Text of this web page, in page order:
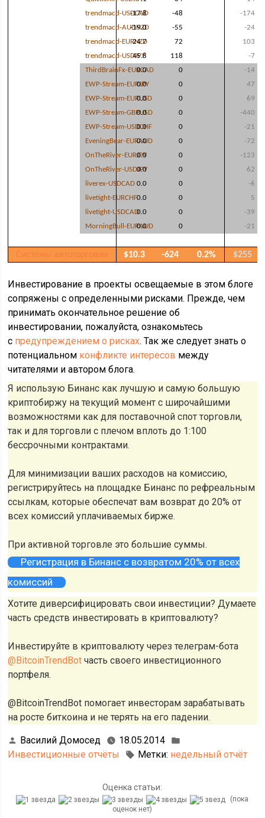
trendmacd-USDCAD
-17.8 -48
-174
trendmacd-AUDNZD
-19.0 -55
-24
trendmacd-EURNZD
24.7 72
103
trendmacd-USDJPY
45.8 118
-7
ThirdBrainFx-EURCAD
0.0 0
-14
EWP-Stream-EURJPY
0.0 0
47
EWP-Stream-EURUSD
0.0 0
69
EWP-Stream-GBPUSD
0.0 0
-440
EWP-Stream-USDCHF
0.0 0
-21
EveningBear-EURAUD
0.0 0
-72
OnTheRiver-EURJPY
0.0 0
-123
OnTheRiver-USDJPY
0.0 0
62
liverex-USDCAD 0.0 0
-6
livetight-EURCHF0.0 0
5
livetight-USDCAD0.0 0
-39
MorningBull-EURAUD
0.0 0 -21
Системы автоторговли $10.3 -624 0.2% $255
Инвестирование в проекты освещаемые в этом блоге
сопряжены с определенными рисками. Прежде, чем
принимать окончательное решение об
инвестировании, пожалуйста, ознакомьтесь
с предупреждением о рисках. Так же следует знать о
потенциальном конфликте интересов между
читателями и автором блога.
Я использую Бинанс как лучшую и самую большую
криптобиржу на текущий момент с широчайшими
возможностями как для поставочной спот торговли,
так и для торговли с плечом вплоть до 1:100
бессрочными контрактами.
Для минимизации ваших расходов на комиссию,
регистрируйтесь на площадке Бинанс по рефреальным
ссылкам, которые обеспечат вам возврат до 20% от
всех комиссий уплачиваемых бирже.
При активной торговле это большие суммы.
Регистрация в Бинанс с возвратом 20% от всех
комиссий
Хотите диверсифицировать свои инвестиции? Думаете
часть средств инвестировать в криптовалюту?
Инвестируйте в криптовалюту через телеграм-бота
@BitcoinTrendBot часть своего инвестиционного
портфеля.
@BitcoinTrendBot помогает инвесторам зарабатывать
на росте биткоина и не терять на его падении.
Василий Домосед
18.05.2014
Инвестиционные отчёты
Метки: недельный отчёт
Оценка статьи:
(пока
оценок нет)